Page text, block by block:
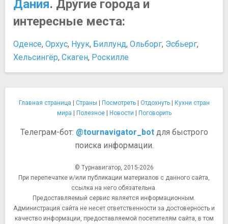
Дания. Другие города и
интересные места:
Оденсе, Орхус, Нуук, Биллунд, Ольборг, Эсбьерг,
Хельсингёр, Скаген, Роскилле
Главная страница Страны Посмотреть| Отдохнуть|
Кухни стран
мира
Полезное| Новости Поговорить
Телеграм-бот: @tournavigator_botдля быстрого
поиска информации.
© Турнавигатор, 2015-2026
При перепечатке и/или публикации материалов с данного сайта,
ссылка на него обязательна.
Предоставляемый сервис является информационным.
Администрация сайта не несет ответственности за достоверность и
качество информации, предоставляемой посетителям сайта, в том